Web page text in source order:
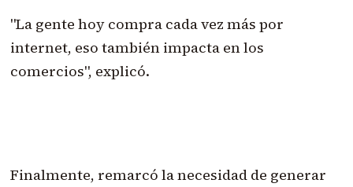
"La gente hoy compra cada vez más por
internet, eso también impacta en los
comercios", explicó.
Finalmente, remarcó la necesidad de generar